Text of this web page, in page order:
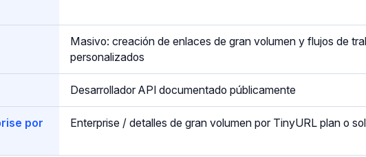
Masivo: creación de enlaces de gran volumen y flujos de
personalizados
Desarrollador API documentado públicamente
por
Enterprise / detalles de gran volumen por TinyURL plan o